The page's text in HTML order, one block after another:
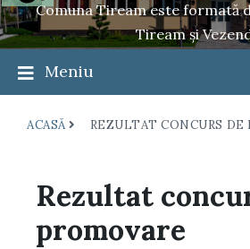
Comuna Tiream este formată
Tiream și
Meniu
ACASĂ REZULTAT CONCURS DE
Rezultat
promovare